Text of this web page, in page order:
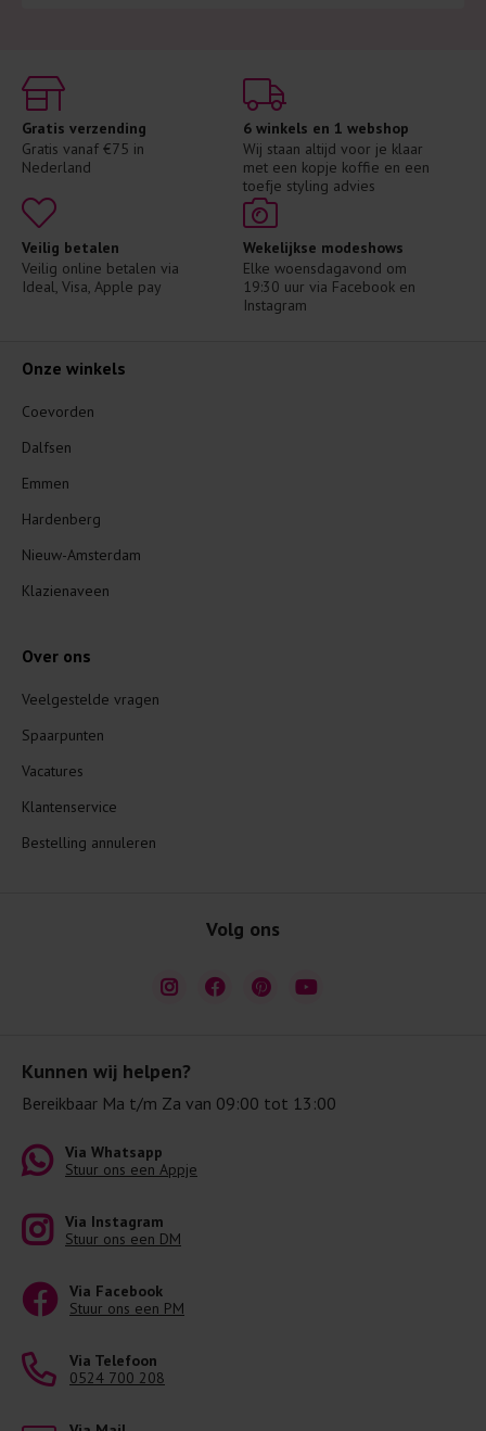
Gratis verzending
Gratis vanaf €75 in
Nederland
6 winkels en 1 webshop
Wij staan altijd voor je klaar
met een kopje koffie en een
toefje styling advies
Veilig betalen
Veilig online betalen via
Ideal, Visa, Apple pay
Wekelijkse modeshows
Elke woensdagavond om
19:30 uur via Facebook en
Instagram
Kunnen wij helpen?
Bereikbaar Ma t/m Za van 09:00 tot 13:00
Via Whatsapp
Stuur ons een Appje
Via Instagram
Stuur ons een DM
Via Facebook
Stuur ons een PM
Via Telefoon
0524 700 208
Onze winkels
Coevorden
Dalfsen
Emmen
Hardenberg
Nieuw-Amsterdam
Klazienaveen
Over ons
Veelgestelde vragen
Spaarpunten
Vacatures
Klantenservice
Bestelling annuleren
Volg ons